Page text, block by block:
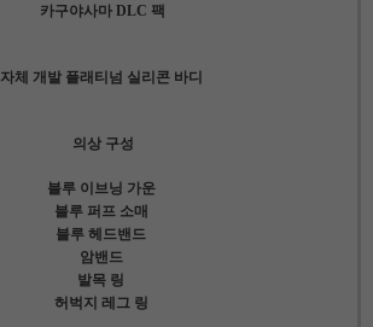
카구야사마 DLC 팩
자체 개발 플래티넘 실리콘 바디
의상 구성
블루 이브닝 가운
블루 퍼프 소매
블루 헤드밴드
암밴드
발목 링
허벅지 레그 링